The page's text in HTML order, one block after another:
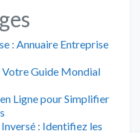
: Annuaire Entreprise
Votre Guide Mondial
Ligne pour Simplifier
: Identifiez les